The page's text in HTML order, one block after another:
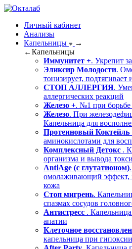
Личный кабинет
Анализы
Капельницы
→
←Капельницы
Иммунитет +. Укрепит
Эликсир Молодости.
тонизирует,
СТОП АЛЛЕРГИЯ.
аллергических реакций
Железо +. №1 при борьбе
Железо. При
Капельница для
Протеиновый Коктейль
аминокислотами для
Комплексный Детокс .
организма и вывода
AntiAge (с глутатионом)
омолаживающий эффект,
кожа
Стоп мигрень.
спазмах сосудов
Антистресс .
апатии
Клеточное
капельница при